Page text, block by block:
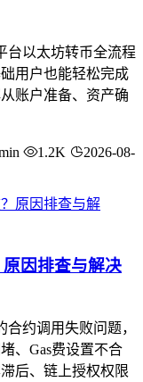
台以太坊转币全流程
用户也能轻松完成
账户准备、资产确
1.2K
2026-08-
因排查与解决
约调用失败问题，
、Gas费设置不合
后、链上授权权限